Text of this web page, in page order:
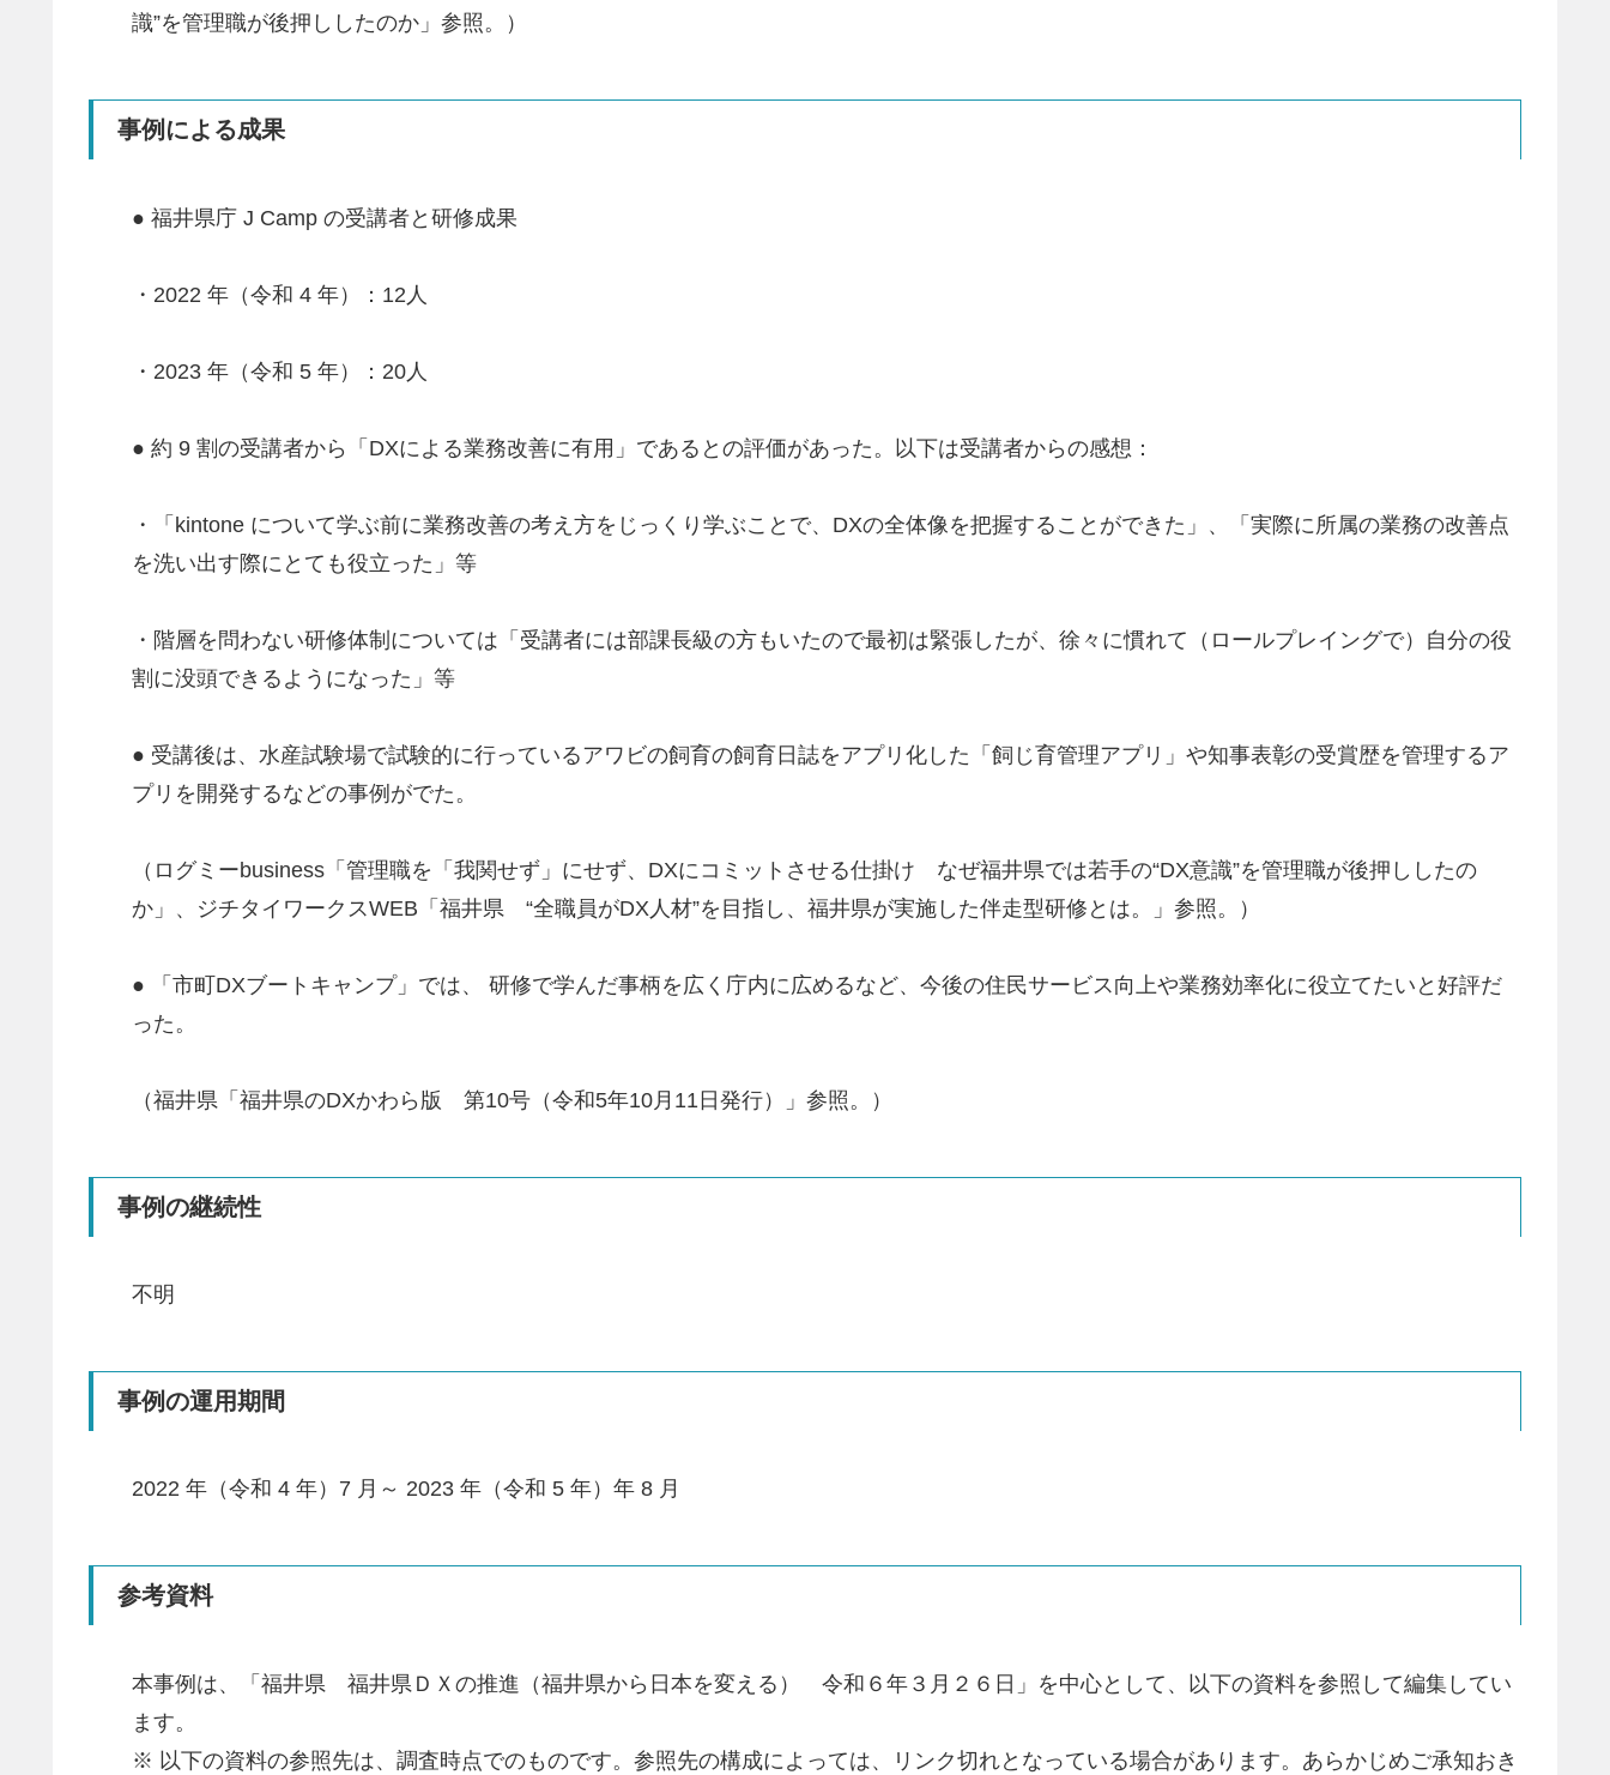
識”を管理職が後押ししたのか」参照。）
事例による成果
● 福井県庁 J Camp の受講者と研修成果
・2022 年（令和 4 年）：12人
・2023 年（令和 5 年）：20人
● 約 9 割の受講者から「DXによる業務改善に有用」であるとの評価があった。以下は受講者からの感想：
・「kintone について学ぶ前に業務改善の考え方をじっくり学ぶことで、DXの全体像を把握することができた」、「実際に所属の業務の改善点
を洗い出す際にとても役立った」等
・階層を問わない研修体制については「受講者には部課長級の方もいたので最初は緊張したが、徐々に慣れて（ロールプレイングで）自分の役
割に没頭できるようになった」等
● 受講後は、水産試験場で試験的に行っているアワビの飼育の飼育日誌をアプリ化した「飼じ育管理アプリ」や知事表彰の受賞歴を管理するア
プリを開発するなどの事例がでた。
（ログミーbusiness「管理職を「我関せず」にせず、DXにコミットさせる仕掛け なぜ福井県では若手の“DX意識”を管理職が後押ししたの
か」、ジチタイワークスWEB「福井県 “全職員がDX人材”を目指し、福井県が実施した伴走型研修とは。」参照。）
● 「市町DXブートキャンプ」では、 研修で学んだ事柄を広く庁内に広めるなど、今後の住民サービス向上や業務効率化に役立てたいと好評だ
った。
（福井県「福井県のDXかわら版 第10号（令和5年10月11日発行）」参照。）
事例の継続性
不明
事例の運用期間
2022 年（令和 4 年）7 月～ 2023 年（令和 5 年）年 8 月
参考資料
本事例は、「福井県 福井県ＤＸの推進（福井県から日本を変える） 令和６年３月２６日」を中心として、以下の資料を参照して編集してい
ます。
※ 以下の資料の参照先は、調査時点でのものです。参照先の構成によっては、リンク切れとなっている場合があります。あらかじめご承知おき